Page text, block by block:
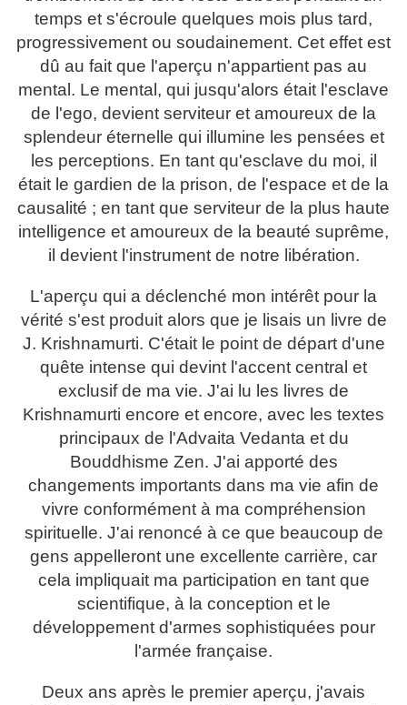
temps et s'écroule quelques mois plus tard,
progressivement ou soudainement. Cet effet est
dû au fait que l'aperçu n'appartient pas au
mental. Le mental, qui jusqu'alors était l'esclave
de l'ego, devient serviteur et amoureux de la
splendeur éternelle qui illumine les pensées et
les perceptions. En tant qu'esclave du moi, il
était le gardien de la prison, de l'espace et de la
causalité ; en tant que serviteur de la plus haute
intelligence et amoureux de la beauté suprême,
il devient l'instrument de notre libération.
L'aperçu qui a déclenché mon intérêt pour la
vérité s'est produit alors que je lisais un livre de
J. Krishnamurti. C'était le point de départ d'une
quête intense qui devint l'accent central et
exclusif de ma vie. J'ai lu les livres de
Krishnamurti encore et encore, avec les textes
principaux de l'Advaita Vedanta et du
Bouddhisme Zen. J'ai apporté des
changements importants dans ma vie afin de
vivre conformément à ma compréhension
spirituelle. J'ai renoncé à ce que beaucoup de
gens appelleront une excellente carrière, car
cela impliquait ma participation en tant que
scientifique, à la conception et le
développement d'armes sophistiquées pour
l'armée française.
Deux ans après le premier aperçu, j'avais